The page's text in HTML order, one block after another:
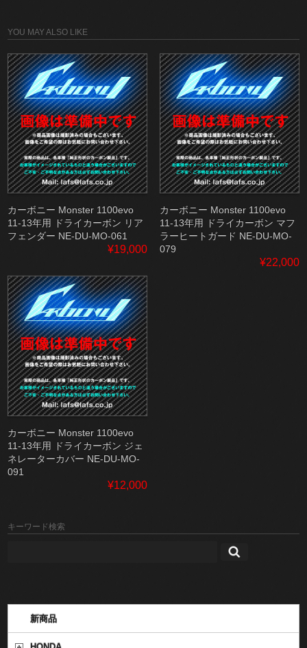
YOU MAY ALSO LIKE
カーボニー Monster 1100evo
11-13年用 ドライカーボン リア
フェンダー NE-DU-MO-061
¥19,000
カーボニー Monster 1100evo
11-13年用 ドライカーボン マフ
ラーヒートガード NE-DU-MO-
079
¥22,000
カーボニー Monster 1100evo
11-13年用 ドライカーボン ジェ
ネレーターカバー NE-DU-MO-
091
¥12,000
キーワード検索
新商品